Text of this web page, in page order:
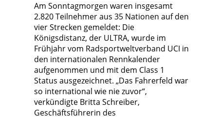
Am Sonntagmorgen waren insgesamt
2.820 Teilnehmer aus 35 Nationen auf den
vier Strecken gemeldet: Die
Königsdistanz, der ULTRA, wurde im
Frühjahr vom Radsportweltverband UCI in
den internationalen Rennkalender
aufgenommen und mit dem Class 1
Status ausgezeichnet. „Das Fahrerfeld war
so international wie nie zuvor“,
verkündigte Britta Schreiber,
Geschäftsführerin des